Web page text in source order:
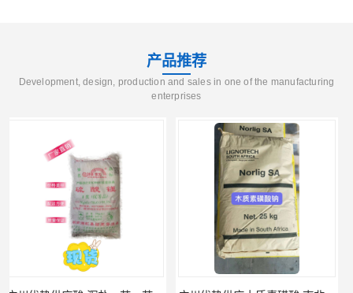
产品推荐
Development, design, production and sales in one of the manufacturing
enterprises